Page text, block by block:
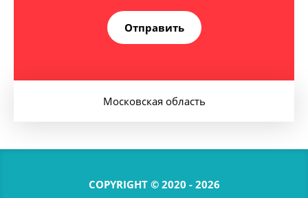
Отправить
Московская область
COPYRIGHT © 2020 - 2026